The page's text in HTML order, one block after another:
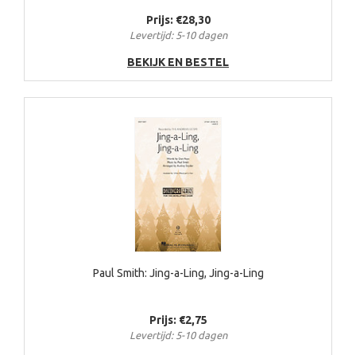
Prijs: €28,30
Levertijd: 5-10 dagen
BEKIJK EN BESTEL
Paul Smith: Jing-a-Ling, Jing-a-Ling
Prijs: €2,75
Levertijd: 5-10 dagen